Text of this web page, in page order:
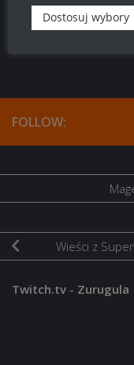
FOLLOW:
Wieści z
Twitch.tv - Zurugula
Dostosuj wybory